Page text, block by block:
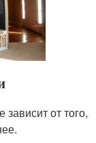
от того,